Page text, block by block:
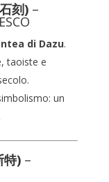
刻)–
di Dazu.
taoiste e
un
)–